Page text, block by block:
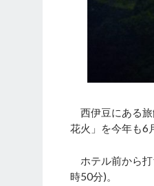
西伊豆にある旅
花火」を今年も6
ホテル前から打
時50分)。